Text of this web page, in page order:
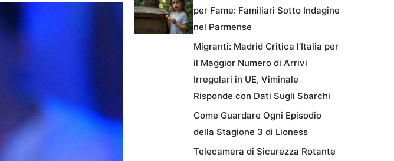
per Fame: Familiari Sotto Indagine
nel Parmense
Migranti: Madrid Critica l’Italia per
il Maggior Numero di Arrivi
Irregolari in UE, Viminale
Risponde con Dati Sugli Sbarchi
Come Guardare Ogni Episodio
della Stagione 3 di Lioness
Telecamera di Sicurezza Rotante